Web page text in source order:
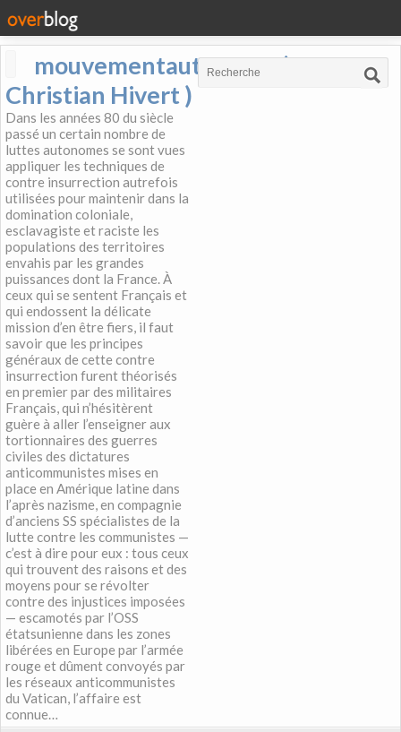
mouvementautonome (
Christian Hivert )
Dans les années 80 du siècle
passé un certain nombre de
luttes autonomes se sont vues
appliquer les techniques de
contre insurrection autrefois
utilisées pour maintenir dans la
domination coloniale,
esclavagiste et raciste les
populations des territoires
envahis par les grandes
puissances dont la France. À
ceux qui se sentent Français et
qui endossent la délicate
mission d’en être fiers, il faut
savoir que les principes
généraux de cette contre
insurrection furent théorisés
en premier par des militaires
Français, qui n’hésitèrent
guère à aller l’enseigner aux
tortionnaires des guerres
civiles des dictatures
anticommunistes mises en
place en Amérique latine dans
l’après nazisme, en compagnie
d’anciens SS spécialistes de la
lutte contre les communistes —
c’est à dire pour eux : tous ceux
qui trouvent des raisons et des
moyens pour se révolter
contre des injustices imposées
— escamotés par l’OSS
étatsunienne dans les zones
libérées en Europe par l’armée
rouge et dûment convoyés par
les réseaux anticommunistes
du Vatican, l’affaire est
connue…